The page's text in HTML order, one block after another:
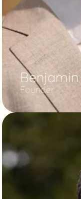
Benjamin
Founder